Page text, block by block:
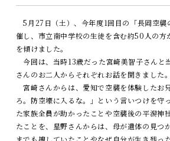
5月27日（土）、今年度1回目の「長岡空襲
催し、市立南中学校の生徒を含む約50人の方
を傾けました。
今回は、当時13歳だった宮崎美智子さんと
さんのお二人からそれぞれお話を聞きました。
宮崎さんからは、愛知で空襲を体験したお
ろ。防空壕に入るな。」という言いつけを守
た家族全員が助かったことや空襲後の平潟神
たことを、星野さんからは、母が遺体の見つ
までも捜していたことやなぜ自分が生き残っ